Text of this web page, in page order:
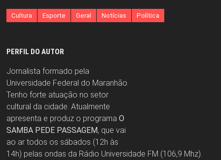
Cultura Esporte Geral Notícias Política
PERFIL DO AUTOR
Jornalista formado pela
Universidade Federal do Maranhão.
Tenho forte atuação no setor
cultural da cidade. Atualmente
apresenta e produz o programa O
SAMBA PEDE PASSAGEM, que vai
ao ar todos os sábados (12h às
14h) pelas ondas da Rádio Universidade FM (106,9 Mhz).